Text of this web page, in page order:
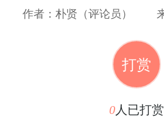
作者：朴贤（评论员）
打赏
0人已打赏